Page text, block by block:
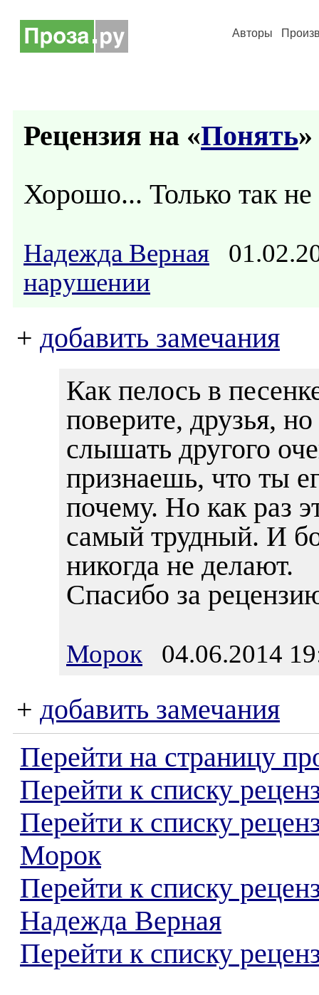
Авторы
Рецензия на «Понять
Хорошо... Только так не
Надежда Верная
нарушении
+ добавить замечания
Как пелось в
поверите, друзья,
слышать другого
признаешь, что ты
почему. Но как раз
самый трудный. И
никогда не делают.
Спасибо за
Морок 04.06.2014
+ добавить замечания
Перейти на страницу
Перейти к списку
Перейти к списку
Морок
Перейти к списку
Надежда Верная
Перейти к списку